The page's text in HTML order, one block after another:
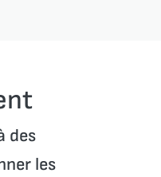
des
les